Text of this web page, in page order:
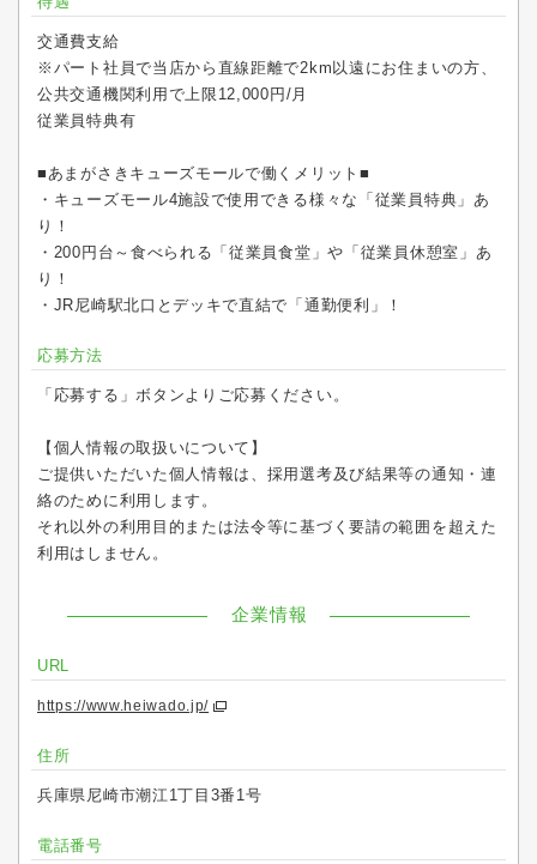
交通費支給
※パート社員で当店から直線距離で2km以遠にお住まいの方、
公共交通機関利用で上限12,000円/月
従業員特典有
■あまがさきキューズモールで働くメリット■
・キューズモール4施設で使用できる様々な「従業員特典」あ
り！
・200円台～食べられる「従業員食堂」や「従業員休憩室」あ
り！
・JR尼崎駅北口とデッキで直結で「通勤便利」！
応募方法
「応募する」ボタンよりご応募ください。
【個人情報の取扱いについて】
ご提供いただいた個人情報は、採用選考及び結果等の通知・連
絡のために利用します。
それ以外の利用目的または法令等に基づく要請の範囲を超えた
利用はしません。
企業情報
URL
https://www.heiwado.jp/
住所
兵庫県尼崎市潮江1丁目3番1号
電話番号